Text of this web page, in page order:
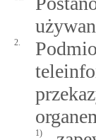
2.
1)